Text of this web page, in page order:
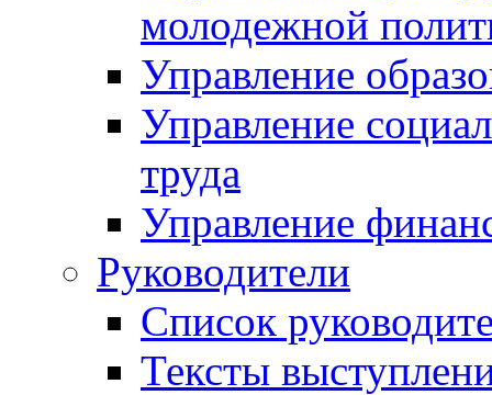
молодежной
Управление
Управление
труда
Управление
Руководители
Список
Тексты